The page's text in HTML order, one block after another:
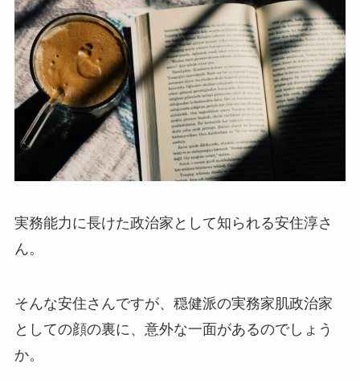
実務能力に長けた政治家として知られる安住淳さ
ん。
そんな安住さんですが、穏健派の実務家肌政治家
としての顔の裏に、意外な一面があるのでしょう
か。